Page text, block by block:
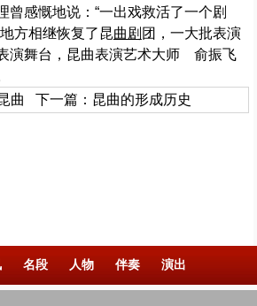
曾感慨地说：“一出戏救活了一个剧
方相继恢复了昆曲剧 团，一大批表演
演舞台，昆曲表演艺术大师 俞振飞
曲 下一篇： 昆曲的形成历史
名段 人物 伴奏 演出